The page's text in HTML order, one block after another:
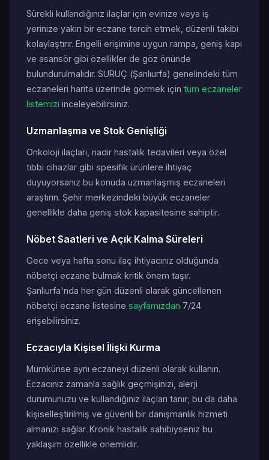
Sürekli kullandığınız ilaçlar için evinize veya iş
yerinize yakın bir eczane tercih etmek, düzenli takibi
kolaylaştırır. Engelli erişimine uygun rampa, geniş kapı
ve asansör gibi özellikler de göz önünde
bulundurulmalıdır. SURUÇ (Şanlıurfa) genelindeki tüm
eczaneleri harita üzerinde görmek için tüm eczaneler
listemizi inceleyebilirsiniz.
Uzmanlaşma ve Stok Genişliği
Onkoloji ilaçları, nadir hastalık tedavileri veya özel
tıbbi cihazlar gibi spesifik ürünlere ihtiyaç
duyuyorsanız bu konuda uzmanlaşmış eczaneleri
araştırın. Şehir merkezindeki büyük eczaneler
genellikle daha geniş stok kapasitesine sahiptir.
Nöbet Saatleri ve Açık Kalma Süreleri
Gece veya hafta sonu ilaç ihtiyacınız olduğunda
nöbetçi eczane bulmak kritik önem taşır.
Şanlıurfa'nda her gün düzenli olarak güncellenen
nöbetçi eczane listesine sayfamızdan 7/24
erişebilirsiniz.
Eczacıyla Kişisel İlişki Kurma
Mümkünse aynı eczaneyi düzenli olarak kullanın.
Eczacınız zamanla sağlık geçmişinizi, alerji
durumunuzu ve kullandığınız ilaçları tanır; bu da daha
kişiselleştirilmiş ve güvenli bir danışmanlık hizmeti
almanızı sağlar. Kronik hastalık sahibiyseniz bu
yaklaşım özellikle önemlidir.